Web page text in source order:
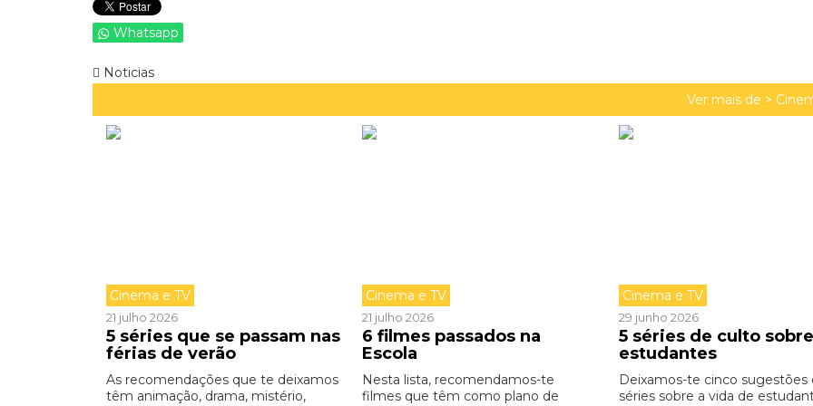
Whatsapp
Noticias
Ver mais de >
Cinema e TV
21 julho 2026
5 séries que se passam nas
férias de verão
As recomendações que te deixamos
têm animação, drama, mistério,
Cinema e TV
21 julho 2026
6 filmes passados na
Escola
Nesta lista, recomendamos-te
filmes que têm como plano de
Cinema e TV
29 junho 2026
5 séries de culto sobre
estudantes
Deixamos-te cinco sugestões
séries sobre a vida de